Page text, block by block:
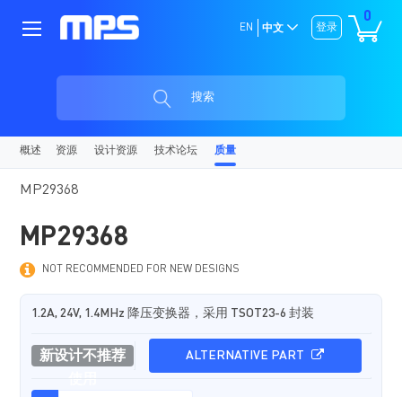
0
登录
EN 中文
搜索
概述 资源 设计资源 技术论坛 质量
MP29368
MP29368
NOT RECOMMENDED FOR NEW DESIGNS
1.2A, 24V, 1.4MHz 降压变换器，采用 TSOT23-6 封装
新设计不推荐
使用
ALTERNATIVE PART